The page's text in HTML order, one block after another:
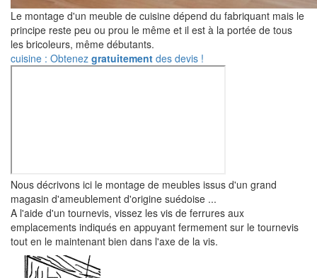
Le montage d'un meuble de cuisine dépend du fabriquant mais le
principe reste peu ou prou le même et il est à la portée de tous
les bricoleurs, même débutants.
cuisine : Obtenez gratuitement des devis !
Nous décrivons ici le montage de meubles issus d'un grand
magasin d'ameublement d'origine suédoise ...
A l'aide d'un tournevis, vissez les vis de ferrures aux
emplacements indiqués en appuyant fermement sur le tournevis
tout en le maintenant bien dans l'axe de la vis.